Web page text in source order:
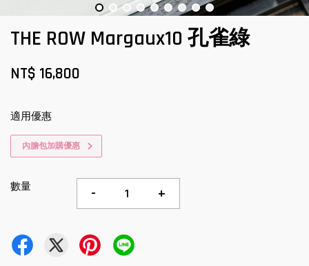
THE ROW Margaux10 孔雀綠
NT$ 16,800
適用優惠
內膽包加購優惠
數量 - +